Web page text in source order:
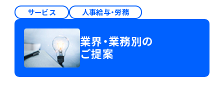
サービス 人事給与・労務
業界・業務別の
ご提案